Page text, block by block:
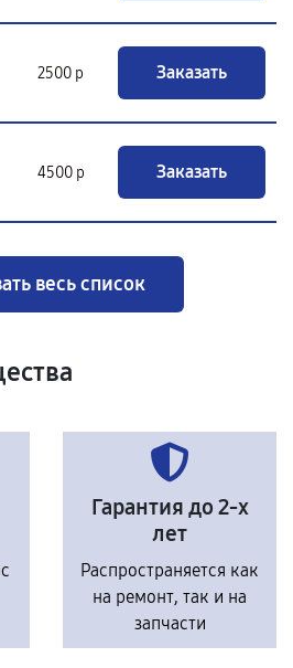
2500 р Заказать
4500 р Заказать
весь список
Гарантия до 2-х
лет
Распространяется как
на ремонт, так и на
запчасти